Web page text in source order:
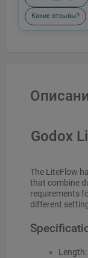
Какие отзывы?
Godox
The LiteFlow
that combine
requirements
different